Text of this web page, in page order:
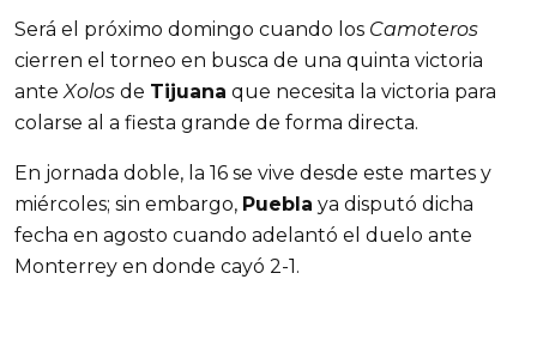
Será el próximo domingo cuando los Camoteros
cierren el torneo en busca de una quinta victoria
ante Xolos de Tijuana que necesita la victoria para
colarse al a fiesta grande de forma directa.
En jornada doble, la 16 se vive desde este martes y
miércoles; sin embargo, Puebla ya disputó dicha
fecha en agosto cuando adelantó el duelo ante
Monterrey en donde cayó 2-1.